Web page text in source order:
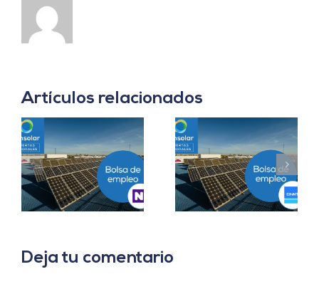
Artículos relacionados
Project Manager en
Madrid
Prácticas
Departamento
Ingeniería B2B en
Sevilla
Deja tu comentario